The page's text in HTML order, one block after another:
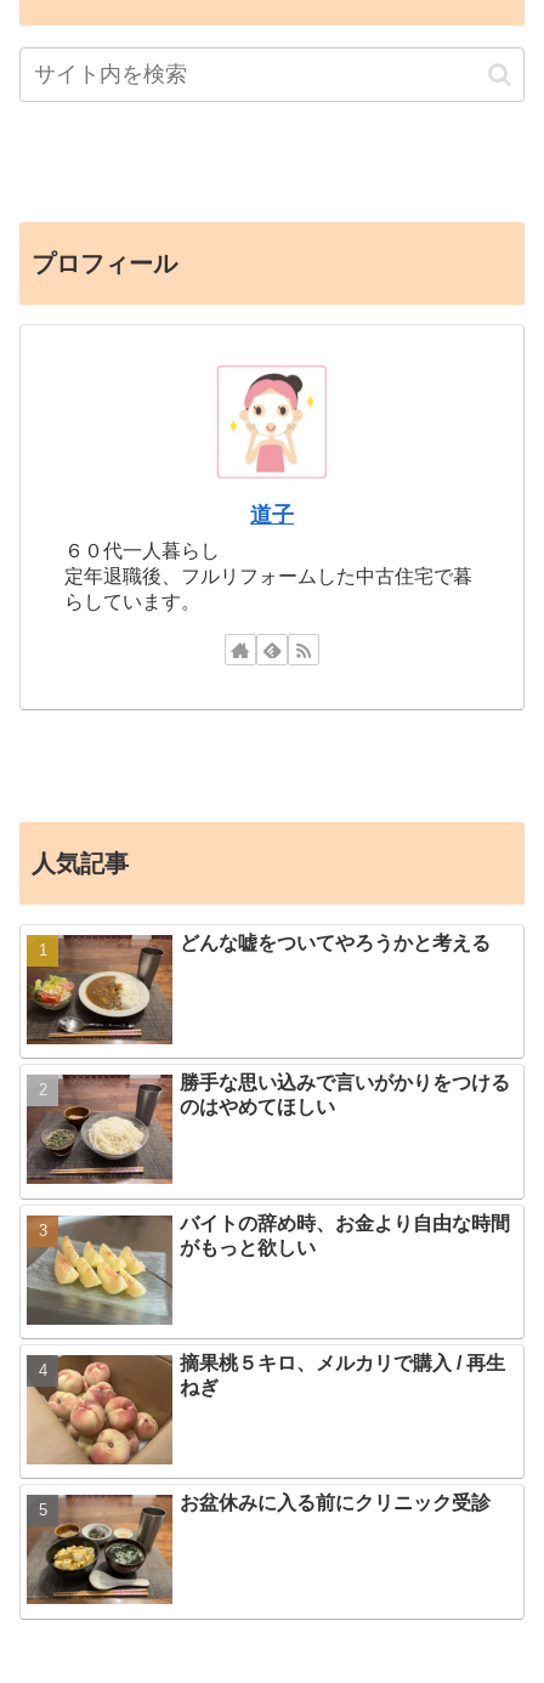
プロフィール
道子
６０代一人暮らし
定年退職後、フルリフォームした中古住宅で暮
らしています。
人気記事
どんな嘘をついてやろうかと考える
勝手な思い込みで言いがかりをつける
のはやめてほしい
バイトの辞め時、お金より自由な時間
がもっと欲しい
摘果桃５キロ、メルカリで購入 / 再生
ねぎ
お盆休みに入る前にクリニック受診